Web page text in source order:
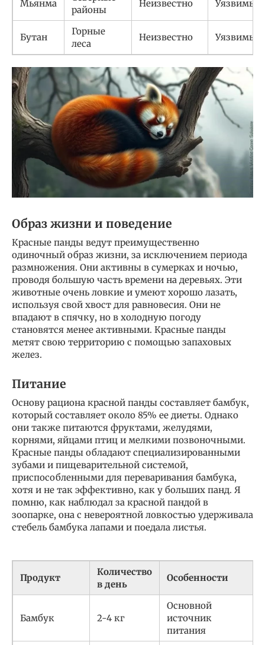
Мьянма
районы
Неизвестно Уязвимый
Бутан
Горные
леса
Неизвестно Уязвимый
Образ жизни и поведение
Красные панды ведут преимущественно
одиночный образ жизни, за исключением периода
размножения. Они активны в сумерках и ночью,
проводя большую часть времени на деревьях. Эти
животные очень ловкие и умеют хорошо лазать,
используя свой хвост для равновесия. Они не
впадают в спячку, но в холодную погоду
становятся менее активными. Красные панды
метят свою территорию с помощью запаховых
желез.
Питание
Основу рациона красной панды составляет бамбук,
который составляет около 85% ее диеты. Однако
они также питаются фруктами, желудями,
корнями, яйцами птиц и мелкими позвоночными.
Красные панды обладают специализированными
зубами и пищеварительной системой,
приспособленными для переваривания бамбука,
хотя и не так эффективно, как у больших панд. Я
помню, как наблюдал за красной пандой в
зоопарке, она с невероятной ловкостью удерживала
стебель бамбука лапами и поедала листья.
Продукт
Количество
в день
Особенности
Бамбук 2-4 кг
Основной
источник
питания